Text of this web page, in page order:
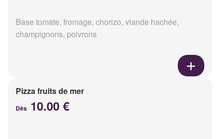
Base tomate, fromage, chorizo, viande hachée,
champignons, poivrons
Pizza fruits de mer
Dès 10.00 €